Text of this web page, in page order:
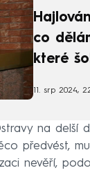
co
které
11. srp 2024,
na delší
předvést,
nevěří,